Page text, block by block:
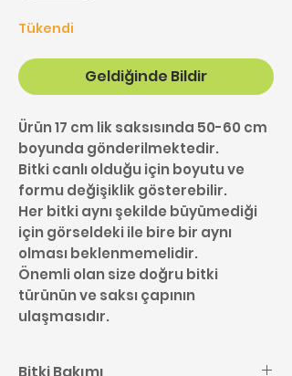
Tükendi
Geldiğinde Bildir
Ürün 17 cm lik saksısında 50-60 cm
boyunda gönderilmektedir.
Bitki canlı olduğu için boyutu ve
formu değişiklik gösterebilir.
Her bitki aynı şekilde büyümediği
için görseldeki ile bire bir aynı
olması beklenmemelidir.
Önemli olan size doğru bitki
türünün ve saksı çapının
ulaşmasıdır.
Bitki Bakımı